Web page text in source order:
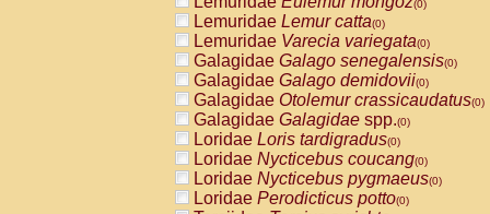
(0)
Lemuridae Lemur catta(0)
Lemuridae Varecia variegata(0)
Galagidae Galago senegalensis(0)
Galagidae Galago demidovii(0)
Galagidae Otolemur crassicaudatus(0)
Galagidae Galagidae spp.(0)
Loridae Loris tardigradus(0)
Loridae Nycticebus coucang(0)
Loridae Nycticebus pygmaeus(0)
Loridae Perodicticus potto(0)